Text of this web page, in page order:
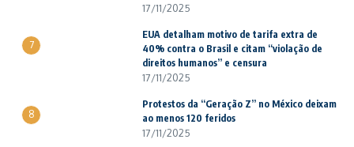
17/11/2025
7
EUA detalham motivo de tarifa extra de
40% contra o Brasil e citam “violação de
direitos humanos” e censura
17/11/2025
8
Protestos da “Geração Z” no México deixam
ao menos 120 feridos
17/11/2025